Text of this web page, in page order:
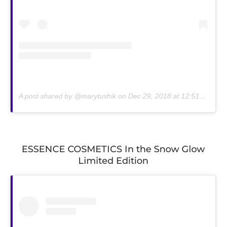
A post shared by @marytushik on Dec 29, 2018 at 12:51am PST
ESSENCE COSMETICS In the Snow Glow
Limited Edition